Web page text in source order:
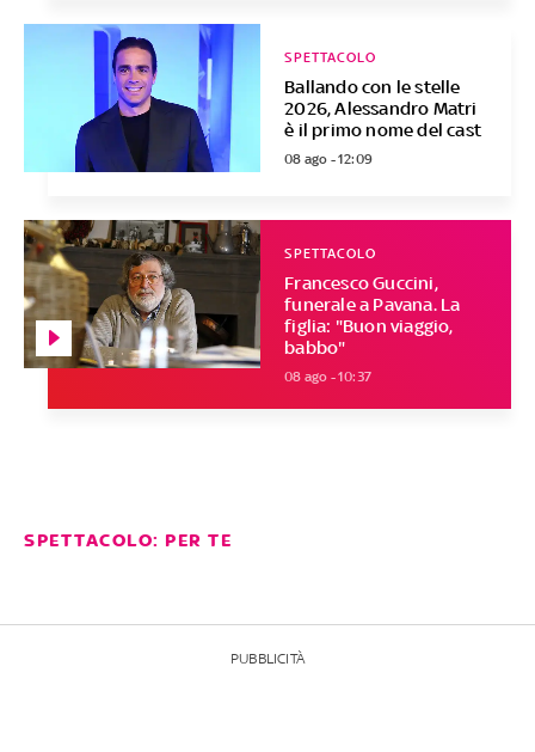
Ballando con le stelle
2026, Alessandro Matri
è il primo nome del cast
SPETTACOLO
08 ago - 12:09
Francesco Guccini,
funerale a Pavana. La
figlia: "Buon viaggio,
babbo"
SPETTACOLO
08 ago - 10:37
SPETTACOLO: PER TE
PUBBLICITÀ